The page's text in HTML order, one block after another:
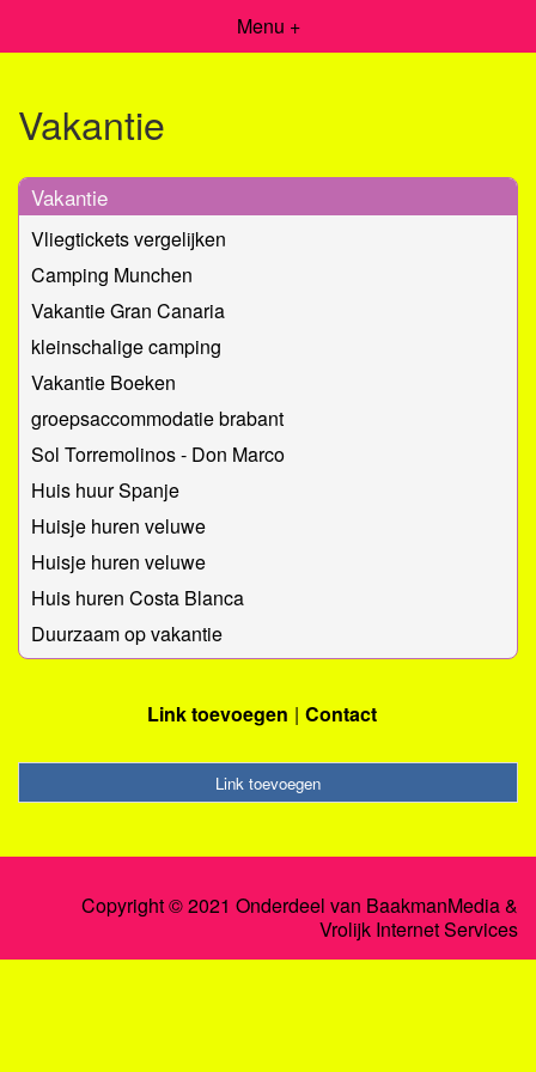
Menu +
Vakantie
Vakantie
Vliegtickets vergelijken
Camping Munchen
Vakantie Gran Canaria
kleinschalige camping
Vakantie Boeken
groepsaccommodatie brabant
Sol Torremolinos - Don Marco
Huis huur Spanje
Huisje huren veluwe
Huisje huren veluwe
Huis huren Costa Blanca
Duurzaam op vakantie
Link toevoegen Contact
Link toevoegen
Copyright © 2021 Onderdeel van BaakmanMedia&
Vrolijk Internet Services